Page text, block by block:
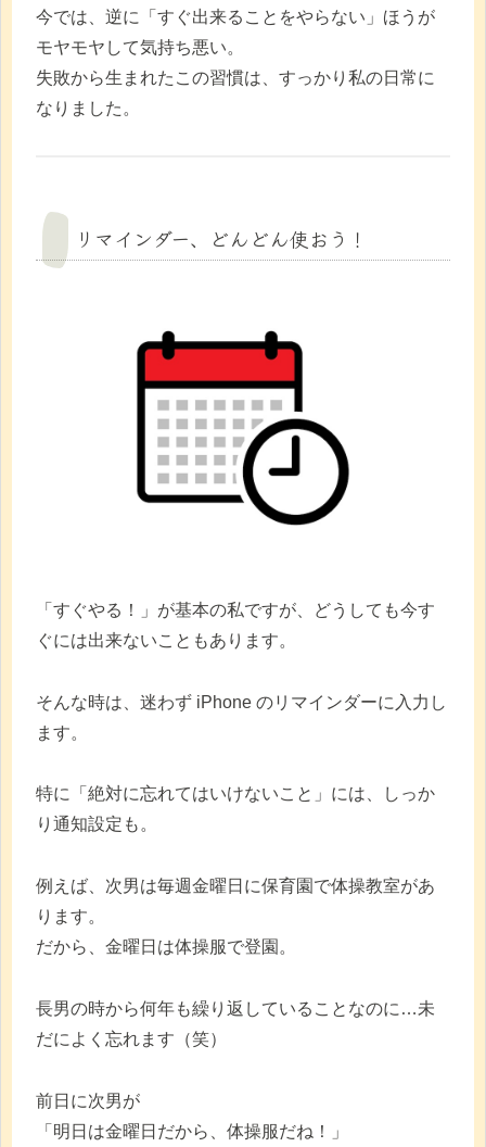
今では、逆に「すぐ出来ることをやらない」ほうが
モヤモヤして気持ち悪い。
失敗から生まれたこの習慣は、すっかり私の日常に
なりました。
リマインダー、どんどん使おう！
「すぐやる！」が基本の私ですが、どうしても今す
ぐには出来ないこともあります。
そんな時は、迷わず iPhone のリマインダーに入力し
ます。
特に「絶対に忘れてはいけないこと」には、しっか
り通知設定も。
例えば、次男は毎週金曜日に保育園で体操教室があ
ります。
だから、金曜日は体操服で登園。
長男の時から何年も繰り返していることなのに…未
だによく忘れます（笑）
前日に次男が
「明日は金曜日だから、体操服だね！」